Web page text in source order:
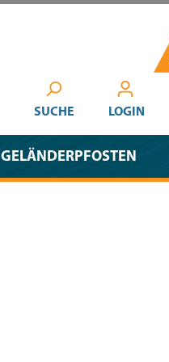
SUCHE LOGIN
GELÄNDERPFOSTEN